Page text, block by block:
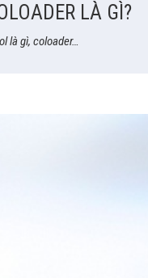
LÀ GÌ?
là gì, coloader…